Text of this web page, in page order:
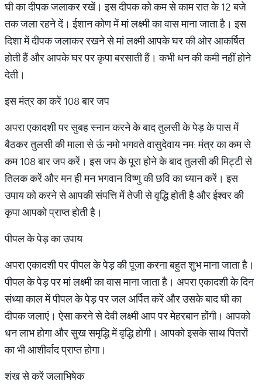
घी का दीपक जलाकर रखें। इस दीपक को कम से काम रात के 12 बजे
तक जला रहने दें। ईशान कोण में मां लक्ष्‍मी का वास माना जाता है। इस
दिशा में दीपक जलाकर रखने से मां लक्ष्‍मी आपके घर की ओर आकर्षित
होती हैं और आपके घर पर कृपा बरसाती हैं। कभी धन की कमी नहीं होने
देती।
इस मंत्र का करें 108 बार जप
अपरा एकादशी पर सुबह स्‍नान करने के बाद तुलसी के पेड़ के पास में
बैठकर तुलसी की माला से ऊं नमो भगवते वासुदेवाय नम: मंत्र का कम से
कम 108 बार जप करें। इस जप के पूरा होने के बाद तुलसी की मिट्टी से
तिलक करें और मन ही मन भगवान विष्‍णु की छव‍ि का ध्‍यान करें। इस
उपाय को करने से आपकी संपत्ति में तेजी से वृद्धि होती है और ईश्‍वर की
कृपा आपको प्राप्‍त होती है।
पीपल के पेड़ का उपाय
अपरा एकादशी पर पीपल के पेड़ की पूजा करना बहुत शुभ माना जाता है।
पीपल के पेड़ पर मां लक्ष्‍मी का वास माना जाता है। अपरा एकादशी के दिन
संध्‍या काल में पीपल के पेड़ पर जल अर्पित करें और उसके बाद घी का
दीपक जलाएं। ऐसा करने से देवी लक्ष्‍मी आप पर मेहरबान होंगी। आपको
धन लाभ होगा और सुख समृद्धि में वृद्धि होगी। आपको इसके साथ पितरों
का भी आशीर्वाद प्राप्‍त होगा।
शंख से करें जलाभिषेक